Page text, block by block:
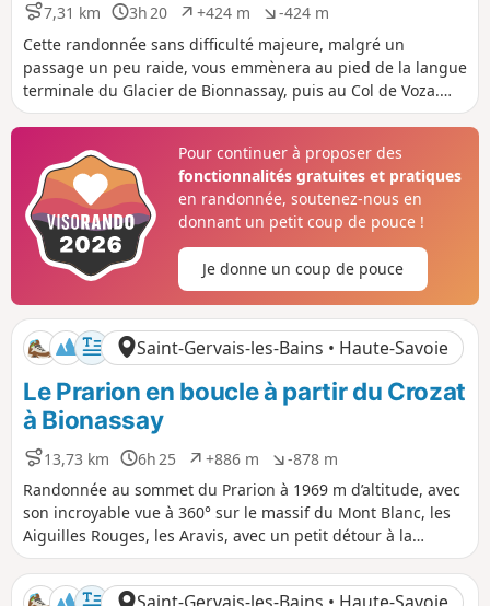
7,31 km
D
i
s
t
a
n
3h 20
D
u
r
é
e
+424 m
D
é
n
i
v
e
é
p
o
s
t
-424 m
D
é
n
i
v
e
é
n
é
g
i
f
Cette randonnée sans difficulté majeure, malgré un
passage un peu raide, vous emmènera au pied de la langue
terminale du Glacier de Bionnassay, puis au Col de Voza.
Tout le long du chemin, vous aurez de magnifiques vues sur
Massif du Mont-Blanc.Pour continuer à proposer des
fonctionnalités gratuites et pratiques
en randonnée, soutenez-nous en
donnant un petit coup de pouce !
Je donne un coup de pouce
Saint-Gervais-les-Bains • Haute-Savoie
Le Prarion en boucle à partir du Crozat
à Bionassay
13,73 km
D
i
s
t
a
n
c
6h 25
D
u
r
é
e
+886 m
D
é
n
i
v
e
l
-878 m
D
é
n
i
v
e
l
Randonnée au sommet du Prarion à 1969 m d’altitude, avec
son incroyable vue à 360° sur le massif du Mont Blanc, les
Aiguilles Rouges, les Aravis, avec un petit détour à la
passerelle du glacier de Bionnassay.